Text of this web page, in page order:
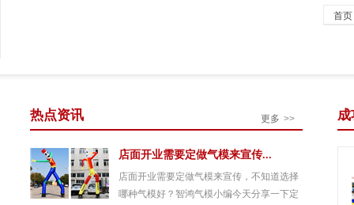
首页
更多 >>
热点资讯
店面开业需要定做气模来宣传...
店面开业需要定做气模来宣传，不知道选择
哪种气模好？智鸿气模小编今天分享一下定
成